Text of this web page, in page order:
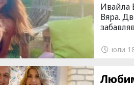
Ивайла
Вяра.
юли